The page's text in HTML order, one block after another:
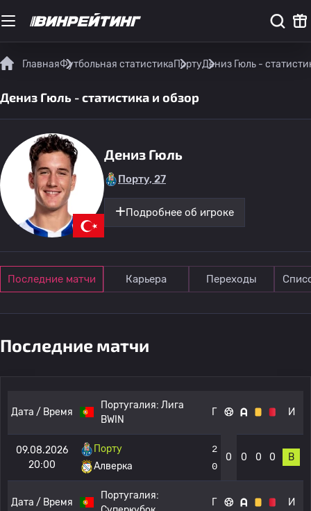
ГлавнаяФутбольная статистикаПортуДениз Гюль -
Дениз Гюль - статистика и обзор
Дениз Гюль
Порту, 27
Подробнее об игроке
Последние матчи Карьера Переходы
Последние матчи
Дата / Время
Португалия: Лига
BWIN
Г И
09.08.2026
20:00
Порту
Алверка
2
0
0 0 0 0 В
Дата / Время
Португалия:
Г И